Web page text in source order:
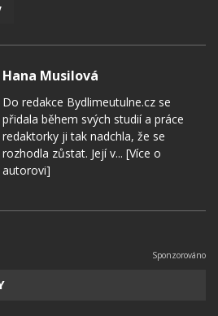
Hana Musilová
Do redakce Bydlimeutulne.cz se
přidala během svých studií a práce
redaktorky ji tak nadchla, že se
rozhodla zůstat. Její v... [Více o
autorovi]